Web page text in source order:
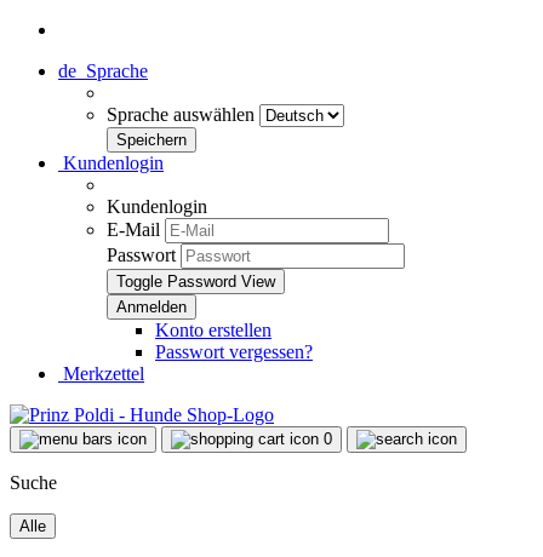
de Sprache
Sprache auswählen
Kundenlogin
Kundenlogin
E-Mail
Passwort
Toggle Password View
Konto erstellen
Passwort vergessen?
Merkzettel
0
Suche
Alle